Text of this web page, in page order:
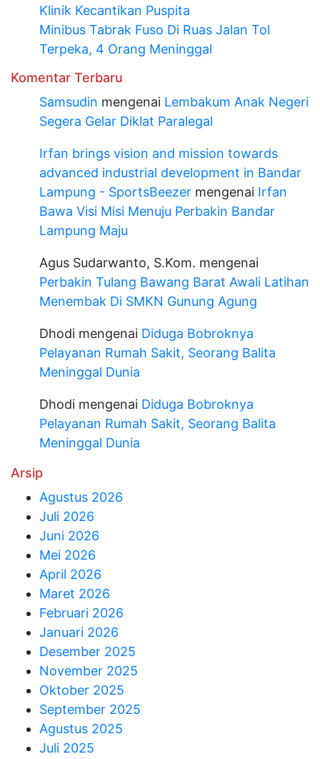
Klinik Kecantikan Puspita
Minibus Tabrak Fuso Di Ruas Jalan Tol
Terpeka, 4 Orang Meninggal
Komentar Terbaru
Samsudin mengenai Lembakum Anak Negeri
Segera Gelar Diklat Paralegal
Irfan brings vision and mission towards
advanced industrial development in Bandar
Lampung - SportsBeezer mengenai Irfan
Bawa Visi Misi Menuju Perbakin Bandar
Lampung Maju
Agus Sudarwanto, S.Kom. mengenai
Perbakin Tulang Bawang Barat Awali Latihan
Menembak Di SMKN Gunung Agung
Dhodi mengenai Diduga Bobroknya
Pelayanan Rumah Sakit, Seorang Balita
Meninggal Dunia
Dhodi mengenai Diduga Bobroknya
Pelayanan Rumah Sakit, Seorang Balita
Meninggal Dunia
Arsip
Agustus 2026
Juli 2026
Juni 2026
Mei 2026
April 2026
Maret 2026
Februari 2026
Januari 2026
Desember 2025
November 2025
Oktober 2025
September 2025
Agustus 2025
Juli 2025